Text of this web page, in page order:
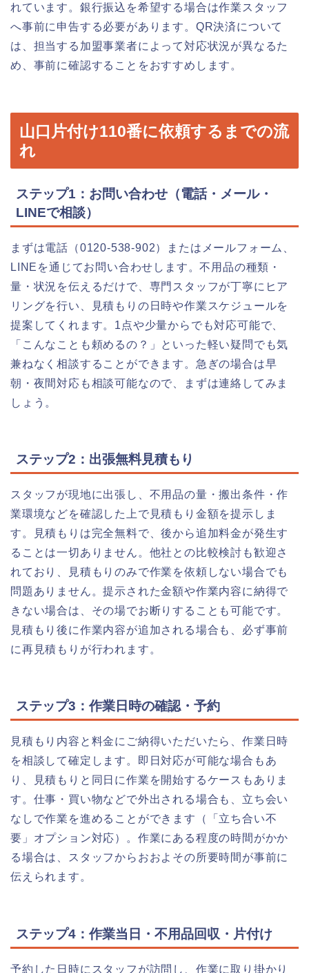
れています。銀行振込を希望する場合は作業スタッフ
へ事前に申告する必要があります。QR決済について
は、担当する加盟事業者によって対応状況が異なるた
め、事前に確認することをおすすめします。
山口片付け110番に依頼するまでの流
れ
ステップ1：お問い合わせ（電話・メール・
LINEで相談）
まずは電話（0120-538-902）またはメールフォーム、
LINEを通じてお問い合わせします。不用品の種類・
量・状況を伝えるだけで、専門スタッフが丁寧にヒア
リングを行い、見積もりの日時や作業スケジュールを
提案してくれます。1点や少量からでも対応可能で、
「こんなことも頼めるの？」といった軽い疑問でも気
兼ねなく相談することができます。急ぎの場合は早
朝・夜間対応も相談可能なので、まずは連絡してみま
しょう。
ステップ2：出張無料見積もり
スタッフが現地に出張し、不用品の量・搬出条件・作
業環境などを確認した上で見積もり金額を提示しま
す。見積もりは完全無料で、後から追加料金が発生す
ることは一切ありません。他社との比較検討も歓迎さ
れており、見積もりのみで作業を依頼しない場合でも
問題ありません。提示された金額や作業内容に納得で
きない場合は、その場でお断りすることも可能です。
見積もり後に作業内容が追加される場合も、必ず事前
に再見積もりが行われます。
ステップ3：作業日時の確認・予約
見積もり内容と料金にご納得いただいたら、作業日時
を相談して確定します。即日対応が可能な場合もあ
り、見積もりと同日に作業を開始するケースもありま
す。仕事・買い物などで外出される場合も、立ち会い
なしで作業を進めることができます（「立ち合い不
要」オプション対応）。作業にある程度の時間がかか
る場合は、スタッフからおおよその所要時間が事前に
伝えられます。
ステップ4：作業当日・不用品回収・片付け
予約した日時にスタッフが訪問し、作業に取り掛かり